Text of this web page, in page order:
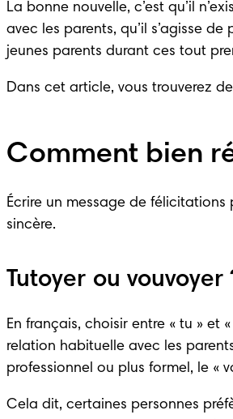
La bonne nouvelle, c’est qu’il
avec les parents, qu’il s’agisse
jeunes parents durant ces tout
Dans cet article, vous trouverez
Comment bien
Écrire un message de
sincère.
Tutoyer ou vouvoyer
En français, choisir entre « tu » et
relation habituelle avec les
professionnel ou plus formel, le «
Cela dit, certaines personnes